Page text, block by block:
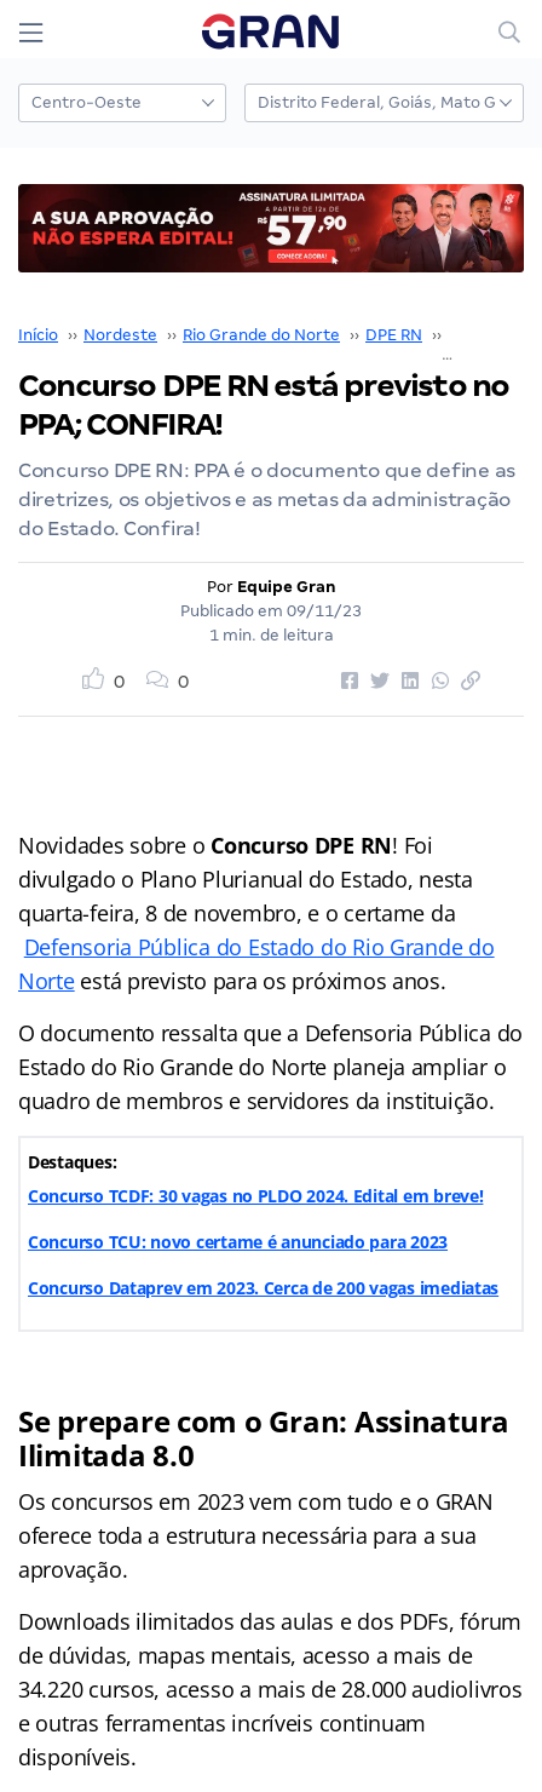
Início ›› Nordeste ›› Rio Grande do Norte ›› DPE RN ››
Concurso DPE RN está previsto no
PPA; CONFIRA!
Concurso DPE RN: PPA é o documento que define as
diretrizes, os objetivos e as metas da administração
do Estado. Confira!
Por Equipe Gran
Publicado em 09/11/23
1 min. de leitura
0 0
Novidades sobre o Concurso DPE RN! Foi
divulgado o Plano Plurianual do Estado, nesta
quarta-feira, 8 de novembro, e o certame da
Defensoria Pública do Estado do Rio Grande do
Norteestá previsto para os próximos anos.
O documento ressalta que a Defensoria Pública do
Estado do Rio Grande do Norte planeja ampliar o
quadro de membros e servidores da instituição.
Destaques:
Concurso TCDF: 30 vagas no PLDO 2024. Edital em breve!
Concurso TCU: novo certame é anunciado para 2023
Concurso Dataprev em 2023. Cerca de 200 vagas imediatas
Se prepare com o Gran: Assinatura
Ilimitada 8.0
Os concursos em 2023 vem com tudo e o GRAN
oferece toda a estrutura necessária para a sua
aprovação.
Downloads ilimitados das aulas e dos PDFs, fórum
de dúvidas, mapas mentais, acesso a mais de
34.220 cursos, acesso a mais de 28.000 audiolivros
e outras ferramentas incríveis continuam
disponíveis.